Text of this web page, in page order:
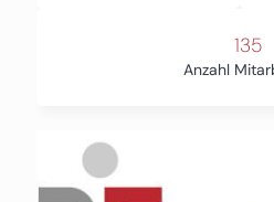
135
Anzahl